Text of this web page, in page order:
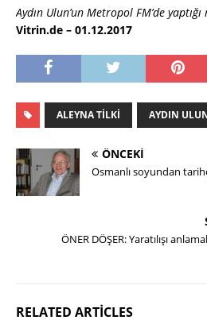
Aydın Ulun’un Metropol FM’de
Vitrin.de – 01.12.2017
ALEYNA TILKI AYDIN
ÖNCEKI
Osmanlı soyundan
ÖNER DÖŞER: Yaratılışı
RELATED ARTICLES